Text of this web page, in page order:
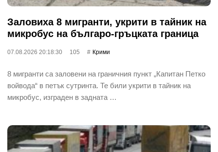
Заловиха 8 мигранти, укрити в тайник на
микробус на българо-гръцката граница
07.08.2026 20:18:30 105 Крими
8 мигранти са заловени на граничния пункт „Капитан Петко
войвода“ в петък сутринта. Те били укрити в тайник на
микробус, изграден в задната …